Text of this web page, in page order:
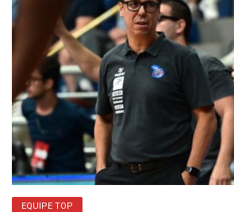
EQUIPE TOP